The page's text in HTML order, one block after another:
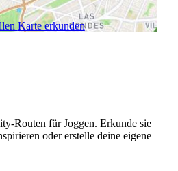
Karte erkunden
Routen für Joggen. Erkunde sie
oder erstelle deine eigene